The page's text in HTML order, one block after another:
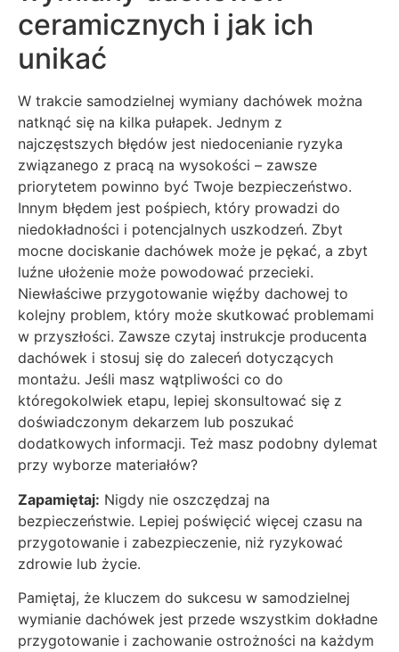
ceramicznych i jak ich
unikać
W trakcie samodzielnej wymiany dachówek można
natknąć się na kilka pułapek. Jednym z
najczęstszych błędów jest niedocenianie ryzyka
związanego z pracą na wysokości – zawsze
priorytetem powinno być Twoje bezpieczeństwo.
Innym błędem jest pośpiech, który prowadzi do
niedokładności i potencjalnych uszkodzeń. Zbyt
mocne dociskanie dachówek może je pękać, a zbyt
luźne ułożenie może powodować przecieki.
Niewłaściwe przygotowanie więźby dachowej to
kolejny problem, który może skutkować problemami
w przyszłości. Zawsze czytaj instrukcje producenta
dachówek i stosuj się do zaleceń dotyczących
montażu. Jeśli masz wątpliwości co do
któregokolwiek etapu, lepiej skonsultować się z
doświadczonym dekarzem lub poszukać
dodatkowych informacji. Też masz podobny dylemat
przy wyborze materiałów?
Zapamiętaj: Nigdy nie oszczędzaj na
bezpieczeństwie. Lepiej poświęcić więcej czasu na
przygotowanie i zabezpieczenie, niż ryzykować
zdrowie lub życie.
Pamiętaj, że kluczem do sukcesu w samodzielnej
wymianie dachówek jest przede wszystkim dokładne
przygotowanie i zachowanie ostrożności na każdym